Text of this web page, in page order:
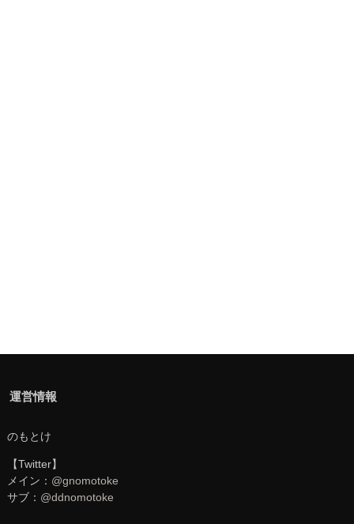
運営情報
のもとけ
【Twitter】
メイン： @gnomotoke
サブ： @ddnomotoke